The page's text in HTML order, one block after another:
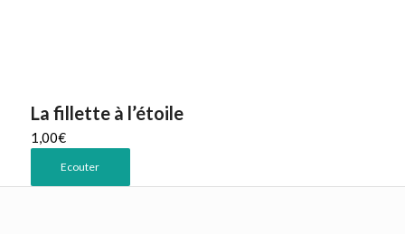
La fillette à l’étoile
1,00€
Ecouter